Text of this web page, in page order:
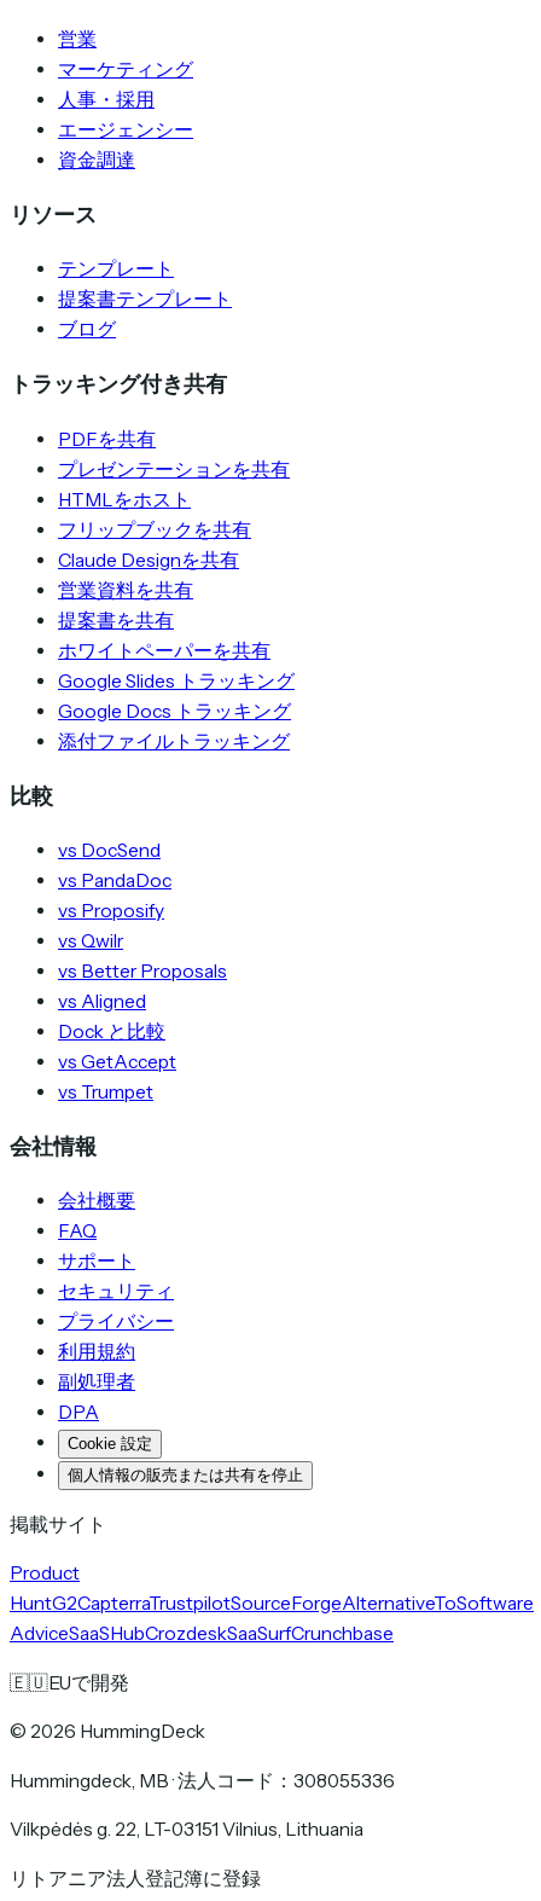
営業
マーケティング
人事・採用
エージェンシー
資金調達
リソース
テンプレート
提案書テンプレート
ブログ
トラッキング付き共有
PDFを共有
プレゼンテーションを共有
HTMLをホスト
フリップブックを共有
Claude Designを共有
営業資料を共有
提案書を共有
ホワイトペーパーを共有
Google Slides トラッキング
Google Docs トラッキング
添付ファイルトラッキング
比較
vs DocSend
vs PandaDoc
vs Proposify
vs Qwilr
vs Better Proposals
vs Aligned
Dock と比較
vs GetAccept
vs Trumpet
会社情報
会社概要
FAQ
サポート
セキュリティ
プライバシー
利用規約
副処理者
DPA
Cookie 設定
個人情報の販売または共有を停止
掲載サイト
Product
HuntG2CapterraTrustpilotSourceForgeAlternativeToSoftware
AdviceSaaSHubCrozdeskSaaSurfCrunchbase
🇪🇺EUで開発
© 2026 HummingDeck
Hummingdeck, MB ·法人コード：308055336
Vilkpėdės g. 22, LT-03151 Vilnius, Lithuania
リトアニア法人登記簿に登録